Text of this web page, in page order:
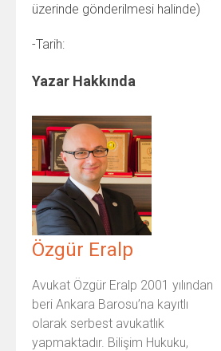
üzerinde gönderilmesi halinde)
-Tarih:
Yazar Hakkında
Özgür Eralp
Avukat Özgür Eralp 2001 yılından
beri Ankara Barosu’na kayıtlı
olarak serbest avukatlık
yapmaktadır. Bilişim Hukuku,